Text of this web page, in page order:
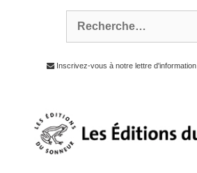
Inscrivez-vous à notre lettre d'information